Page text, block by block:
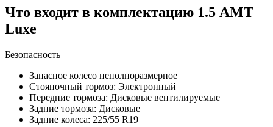
Что входит в комплектацию 1.5 AMT
Luxe
Безопасность
Запасное колесо неполноразмерное
Стояночный тормоз: Электронный
Передние тормоза: Дисковые вентилируемые
Задние тормоза: Дисковые
Задние колеса: 225/55 R19